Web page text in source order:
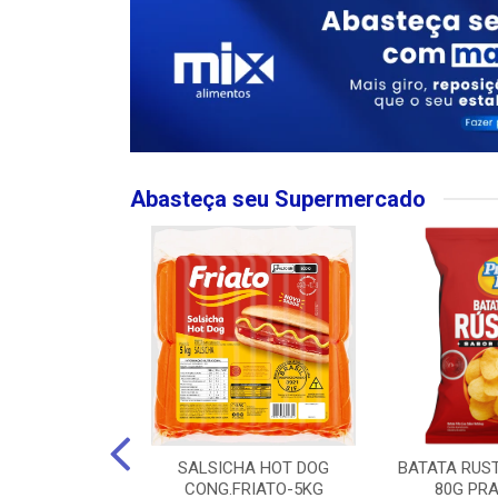
Abasteça seu Supermercado
SALSICHA HOT DOG
CONG.FRIATO-5KG
BATATA
80G